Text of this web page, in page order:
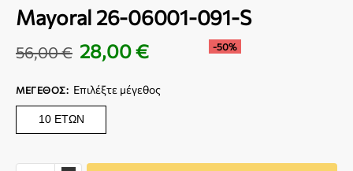
Mayoral 26-06001-091-S
56,00€ 28,00€ -50%
ΜΈΓΕΘΟΣ: Επιλέξτε μέγεθος
10 ΕΤΏΝ